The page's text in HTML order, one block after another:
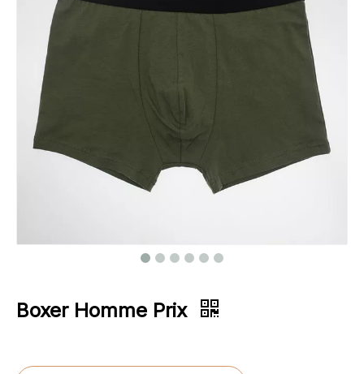
Boxer Homme Prix